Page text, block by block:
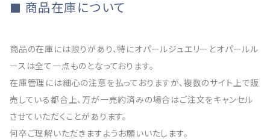
商品在庫について
商品の在庫には限りがあり、特にオパールジュエリーとオパールル
ースは全て一点ものとなっております。
在庫管理には細心の注意を払っておりますが、複数のサイト上で販
売している都合上、万が一売約済みの場合はご注文をキャンセル
させていただくことがあります。
何卒ご理解いただきますようお願いいたします。